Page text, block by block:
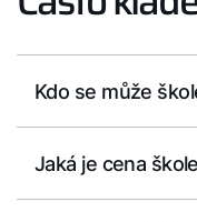
Kdo se může
Jaká je cena